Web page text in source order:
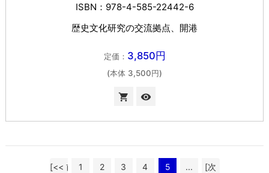
ISBN：978-4-585-22442-6
歴史文化研究の交流拠点、開港
定価： 3,850円
(本体 3,500円)
 visibility
[<< 前
1 2 3 4 5 ...
[次